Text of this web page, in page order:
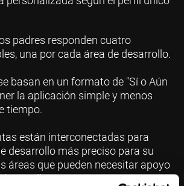
padres responden cuatro
una por cada área de desarrollo.
basan en un formato de "Sí o Aún
la aplicación simple y menos
tiempo.
están interconectadas para
desarrollo más preciso para su
áreas que pueden necesitar apoyo